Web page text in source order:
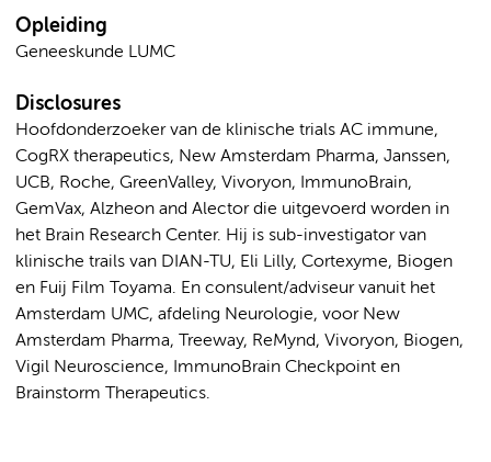
Opleiding
Geneeskunde LUMC
Disclosures
Hoofdonderzoeker van de klinische trials AC immune,
CogRX therapeutics, New Amsterdam Pharma, Janssen,
UCB, Roche, GreenValley, Vivoryon, ImmunoBrain,
GemVax, Alzheon and Alector die uitgevoerd worden in
het Brain Research Center. Hij is sub-investigator van
klinische trails van DIAN-TU, Eli Lilly, Cortexyme, Biogen
en Fuij Film Toyama. En consulent/adviseur vanuit het
Amsterdam UMC, afdeling Neurologie, voor New
Amsterdam Pharma, Treeway, ReMynd, Vivoryon, Biogen,
Vigil Neuroscience, ImmunoBrain Checkpoint en
Brainstorm Therapeutics.